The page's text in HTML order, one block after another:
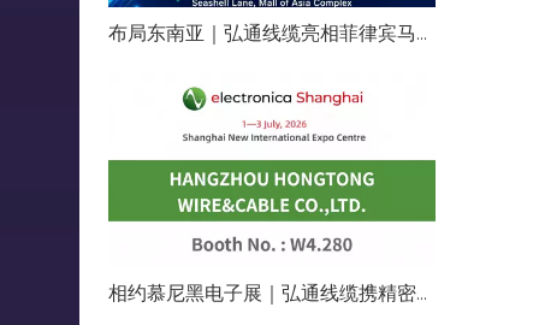
布局东南亚｜弘通线缆亮相菲律宾马尼拉国际线缆展 B105 展位
相约慕尼黑电子展｜弘通线缆携精密电磁线亮相 W4.280 展位